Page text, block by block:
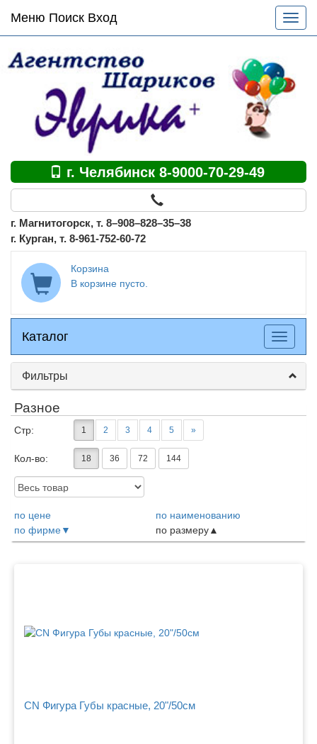
Основное
меню
по
Меню Поиск Вход
меню
г. Челябинск 8-9000-70-29-49
г. Магнитогорск, т. 8–908–828–35–38
г. Курган, т. 8-961-752-60-72
Корзина
В корзине пусто.
Каталог
Каталог
меню
Фильтры
Разное
Стр: 1 2 3 4 5 »
Кол-во: 18 36 72 144
Доступность:
по цене
по наименованию
по фирме
по размеру
CN Фигура Губы красные, 20"/50см